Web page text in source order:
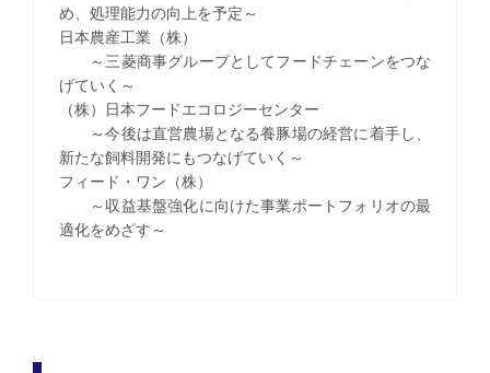
め、処理能力の向上を予定～
日本農産工業（株）
～三菱商事グループとしてフードチェーンをつな
げていく～
（株）日本フードエコロジーセンター
～今後は直営農場となる養豚場の経営に着手し、
新たな飼料開発にもつなげていく～
フィード・ワン（株）
～収益基盤強化に向けた事業ポートフォリオの最
適化をめざす～